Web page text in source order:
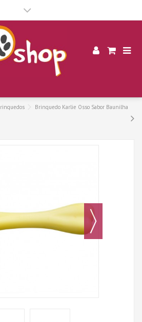
Brinquedo Karlie Osso Sabor Baunilha